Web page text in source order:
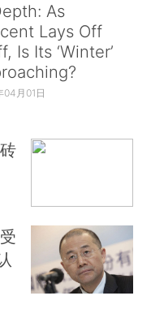
As
Lays Off
Is Its ‘Winter’
04月01日